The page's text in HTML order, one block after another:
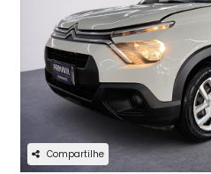
Compartilhe